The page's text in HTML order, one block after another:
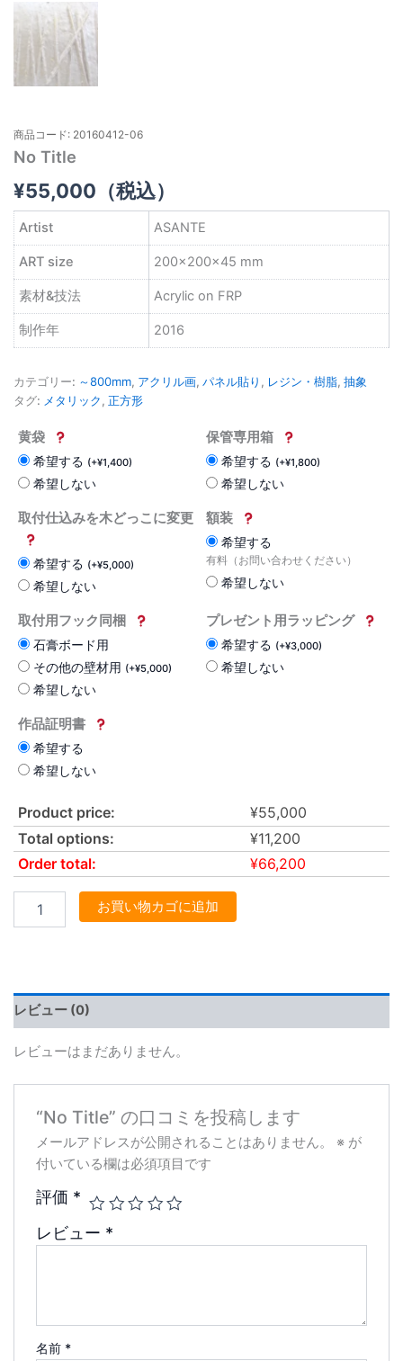
商品コード: 20160412-06
No Title
¥55,000 （税込）
Artist ASANTE
ART size 200×200×45 mm
素材&技法 Acrylic on FRP
制作年 2016
カテゴリー: ～800mm, アクリル画, パネル貼り , レジン・樹脂, 抽象
タグ: メタリック , 正方形
黄袋
希望する (+¥1,400)
希望しない
保管専用箱
希望する (+¥1,800)
希望しない
取付仕込みを木どっこに変更
希望する (+¥5,000)
希望しない
額装
希望する
有料（お問い合わせください）
希望しない
取付用フック同梱
石膏ボード用
その他の壁材用 (+¥5,000)
希望しない
プレゼント用ラッピング
希望する (+¥3,000)
希望しない
作品証明書
希望する
希望しない
Product price: ¥55,000
Total options:
¥11,200
Order total:
¥66,200
お買い物カゴに追加
レビュー (0)
レビューはまだありません。
“No Title” の口コミを投稿します
メールアドレスが公開されることはありません。 ※ が
付いている欄は必須項目です
評価 *
レビュー *
名前 *